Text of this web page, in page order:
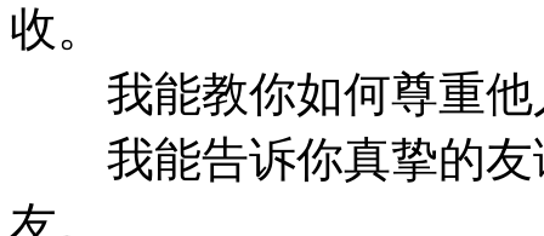
收。
我能教你如何尊重他
我能告诉你真挚的友
友。